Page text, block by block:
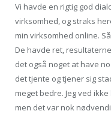
Vi havde en rigtig god
virksomhed, og straks
min virksomhed online.
De havde ret,
det også noget at have
det tjente og tjener sig
meget bedre. Jeg ved
men det var nok